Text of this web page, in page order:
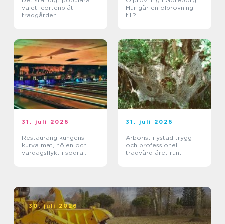
valet: cortenplåt i
trädgården
Hur går en ölprovning
till?
31. juli 2026
Restaurang kungens
kurva mat, nöjen och
vardagsflykt i södra
31. juli 2026
Arborist i ystad trygg
och professionell
trädvård året runt
30. juli 2026